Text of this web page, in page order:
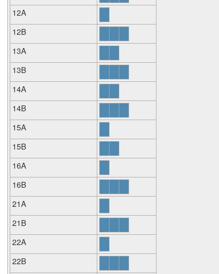
12A
12B
13A
13B
14A
14B
15A
15B
16A
16B
21A
21B
22A
22B